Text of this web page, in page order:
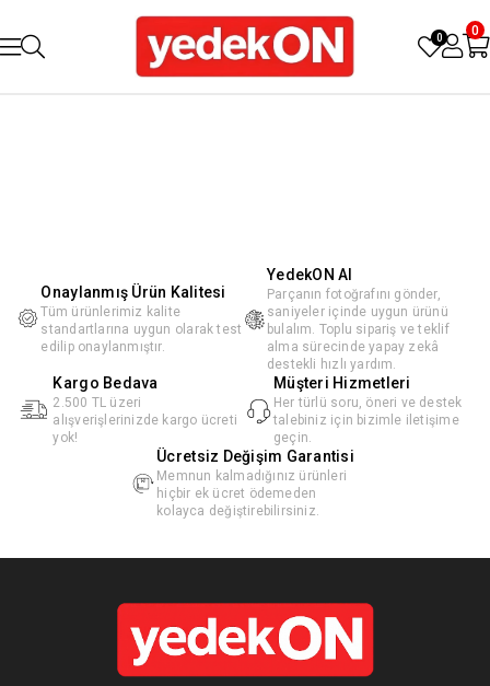
0 0
Onaylanmış Ürün Kalitesi
Tüm ürünlerimiz kalite
standartlarına uygun olarak test
edilip onaylanmıştır.
YedekON AI
Parçanın fotoğrafını gönder,
saniyeler içinde uygun ürünü
bulalım. Toplu sipariş ve teklif
alma sürecinde yapay zekâ
destekli hızlı yardım.
Kargo Bedava
2.500 TL üzeri
alışverişlerinizde kargo ücreti
yok!
Müşteri Hizmetleri
Her türlü soru, öneri ve destek
talebiniz için bizimle iletişime
geçin.
Ücretsiz Değişim Garantisi
Memnun kalmadığınız ürünleri
hiçbir ek ücret ödemeden
kolayca değiştirebilirsiniz.